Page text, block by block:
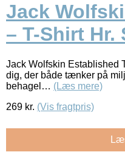
Jack
– T-Shirt Hr.
Jack Wolfskin Established
dig, der både tænker på
behagel… (Læs mere)
269 kr. (Vis fragtpris)